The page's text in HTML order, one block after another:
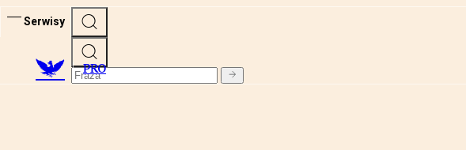
Serwisy
PRO